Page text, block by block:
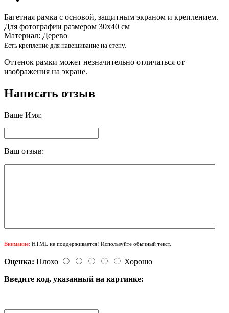
Багетная рамка с основой, защитным экраном и креплением.
Для фотографии размером 30х40 см
Материал: Дерево
Есть крепление для навешивание на стену.
Оттенок рамки может незначительно отличаться от
изображения на экране.
Написать отзыв
Ваше Имя:
Ваш отзыв:
Внимание: HTML не поддерживается! Используйте обычный текст.
Оценка: Плохо
Хорошо
Введите код, указанный на картинке: